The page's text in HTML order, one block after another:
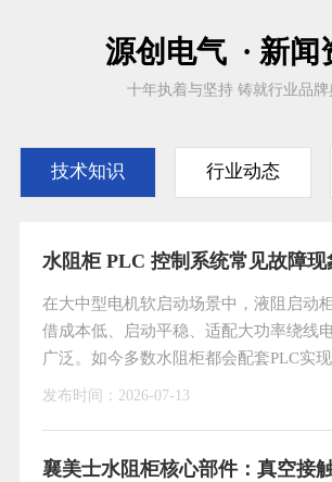
源创电气 · 新闻
十年执着与坚持 铸就行业品牌
技术知识 行业动态
在大中型电机软启动场景中，液阻启动
借成本低、启动平稳、适配大功率绕线
广泛。如今多数水阻柜都会配套PLC实
大幅降低人工操作强度，但PLC属于精密
警等各类故障。结合现场多年实操经验
发布时间： 2026-07-13